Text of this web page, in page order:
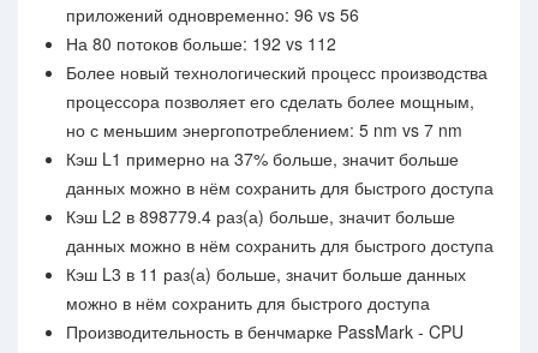
приложений одновременно: 96 vs 56
На 80 потоков больше: 192 vs 112
Более новый технологический процесс производства
процессора позволяет его сделать более мощным,
но с меньшим энергопотреблением: 5 nm vs 7 nm
Кэш L1 примерно на 37% больше, значит больше
данных можно в нём сохранить для быстрого доступа
Кэш L2 в 898779.4 раз(а) больше, значит больше
данных можно в нём сохранить для быстрого доступа
Кэш L3 в 11 раз(а) больше, значит больше данных
можно в нём сохранить для быстрого доступа
Производительность в бенчмарке PassMark - CPU